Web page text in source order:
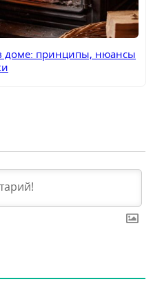
доме: принципы, нюансы